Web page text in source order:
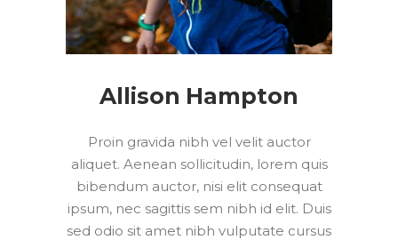
Allison Hampton
Proin gravida nibh vel velit auctor
aliquet. Aenean sollicitudin, lorem quis
bibendum auctor, nisi elit consequat
ipsum, nec sagittis sem nibh id elit. Duis
sed odio sit amet nibh vulputate cursus